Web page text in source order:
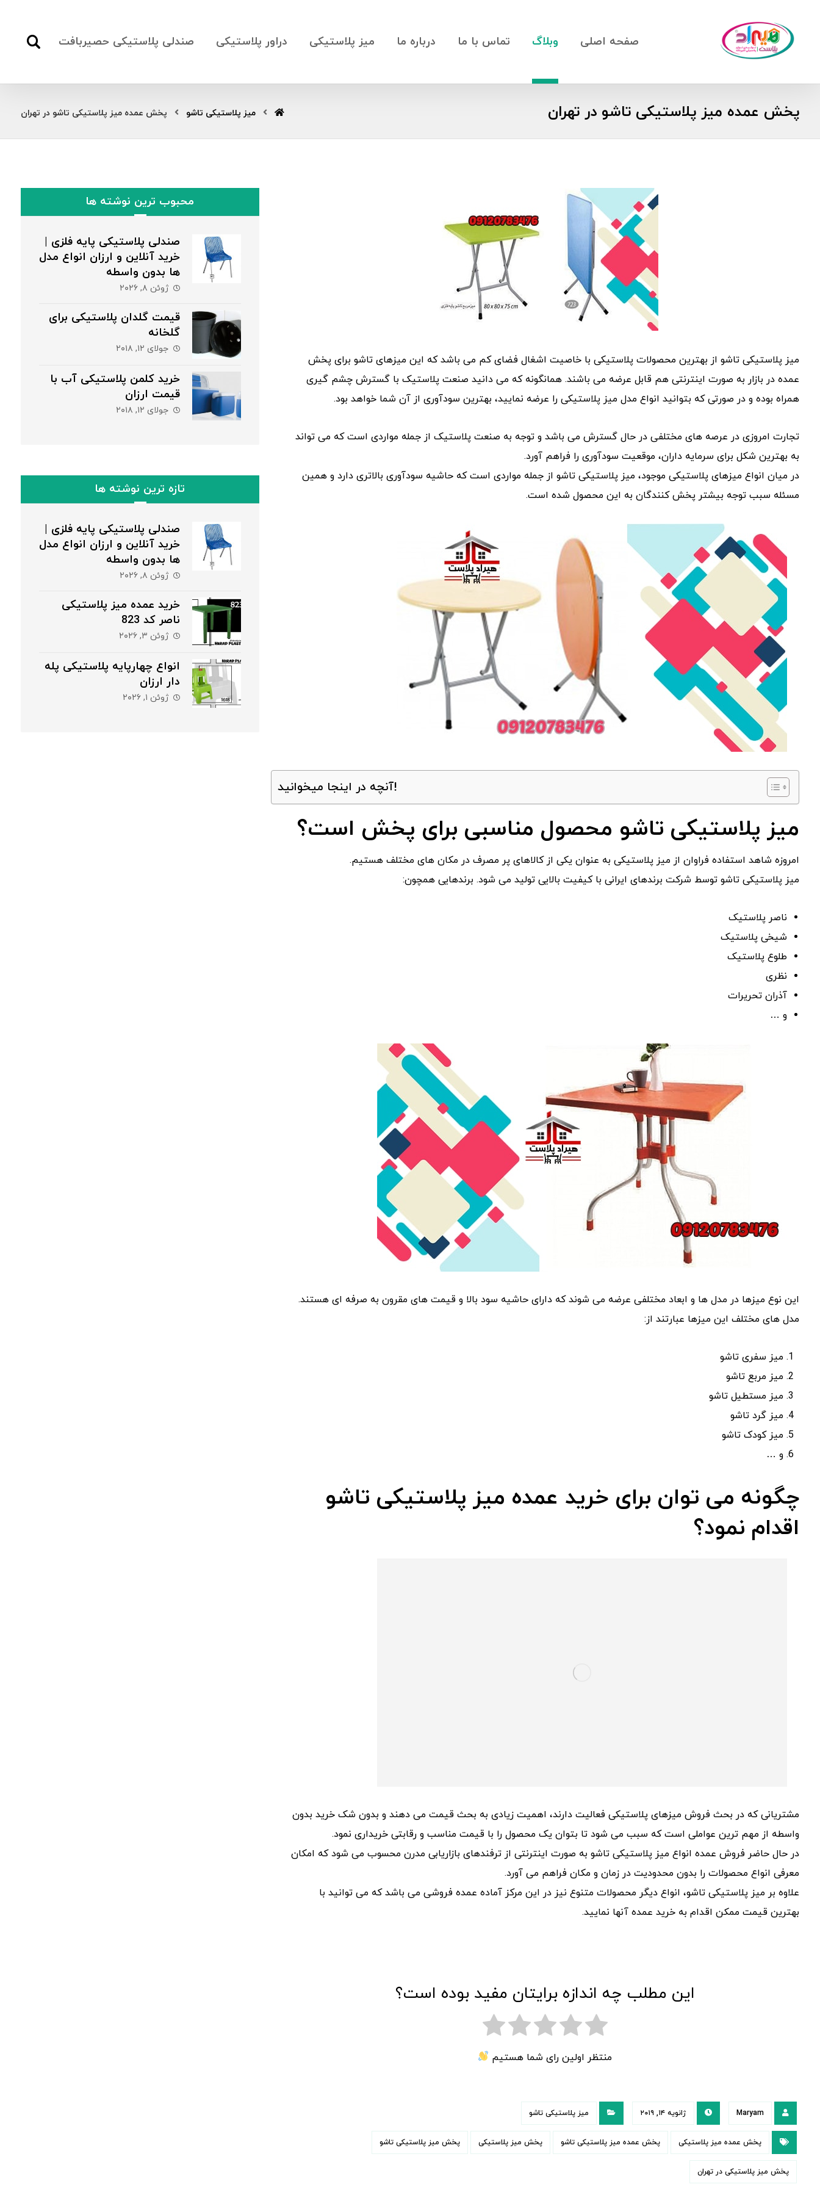
صفحه اصلی وبلاگ تماس با ما درباره ما میز پلاستیکی دراور پلاستیکی صندلی پلاستیکی حصیربافت
پخش عمده میز پلاستیکی تاشو در تهران میز پلاستیکی تاشو پخش عمده میز پلاستیکی تاشو در تهران
میز پلاستیکی تاشو از بهترین محصولات پلاستیکی با خاصیت اشغال فضای کم می باشد که این میزهای تاشو برای پخش
عمده در بازار به صورت اینترنتی هم قابل عرضه می باشند. همانگونه که می دانید صنعت پلاستیک با گسترش چشم گیری
همراه بوده و در صورتی که بتوانید انواع مدل میز پلاستیکی را عرضه نمایید، بهترین سودآوری از آن شما خواهد بود.
تجارت امروزی در عرصه های مختلفی در حال گسترش می باشد و توجه به صنعت پلاستیک از جمله مواردی است که می تواند
به بهترین شکل برای سرمایه داران، موقعیت سودآوری را فراهم آورد.
در میان انواع میزهای پلاستیکی موجود، میز پلاستیکی تاشو از جمله مواردی است که حاشیه سودآوری بالاتری دارد و همین
مسئله سبب توجه بیشتر پخش کنندگان به این محصول شده است.
آنچه در اینجا میخوانید!
میز پلاستیکی تاشو محصول مناسبی برای پخش است؟
امروزه شاهد استفاده فراوان از میز پلاستیکی به عنوان یکی از کالاهای پر مصرف در مکان های مختلف هستیم.
میز پلاستیکی تاشو توسط شرکت برندهای ایرانی با کیفیت بالایی تولید می شود. برندهایی همچون:
ناصر پلاستیک
شیخی پلاستیک
طلوع پلاستیک
نظری
آذران تحریرات
و …
این نوع میزها در مدل ها و ابعاد مختلفی عرضه می شوند که دارای حاشیه سود بالا و قیمت های مقرون به صرفه ای هستند.
مدل های مختلف این میزها عبارتند از:
میز سفری تاشو
میز مربع تاشو
میز مستطیل تاشو
میز گرد تاشو
میز کودک تاشو
و …
چگونه می توان برای خرید عمده میز پلاستیکی تاشو
اقدام نمود؟
مشتریانی که در بحث فروش میزهای پلاستیکی فعالیت دارند، اهمیت زیادی به بحث قیمت می دهند و بدون شک خرید بدون
واسطه از مهم ترین عواملی است که سبب می شود تا بتوان یک محصول را با قیمت مناسب و رقابتی خریداری نمود.
در حال حاضر فروش عمده انواع میز پلاستیکی تاشو به صورت اینترنتی از ترفندهای بازاریابی مدرن محسوب می شود که امکان
معرفی انواع محصولات را بدون محدودیت در زمان و مکان فراهم می آورد.
علاوه بر میز پلاستیکی تاشو، انواع دیگر محصولات متنوع نیز در این مرکز آماده عمده فروشی می باشد که می توانید با
بهترین قیمت ممکن اقدام به خرید عمده آنها نمایید.
این مطلب چه اندازه برایتان مفید بوده است؟
منتظر اولین رای شما هستیم
Maryam ژانویه ۱۴, ۲۰۱۹ میز پلاستیکی تاشو
پخش عمده میز پلاستیکی پخش عمده میز پلاستیکی تاشو پخش میز پلاستیکی پخش میز پلاستیکی تاشو
پخش میز پلاستیکی در تهران
محبوب ترین نوشته ها
صندلی پلاستیکی پایه فلزی |
خرید آنلاین و ارزان انواع مدل
ها بدون واسطه
ژوئن ۸, ۲۰۲۶
قیمت گلدان پلاستیکی برای
گلخانه
جولای ۱۲, ۲۰۱۸
خرید کلمن پلاستیکی آب با
قیمت ارزان
جولای ۱۲, ۲۰۱۸
تازه ترین نوشته ها
صندلی پلاستیکی پایه فلزی |
خرید آنلاین و ارزان انواع مدل
ها بدون واسطه
ژوئن ۸, ۲۰۲۶
خرید عمده میز پلاستیکی
ناصر کد 823
ژوئن ۳, ۲۰۲۶
انواع چهارپایه پلاستیکی پله
دار ارزان
ژوئن ۱, ۲۰۲۶